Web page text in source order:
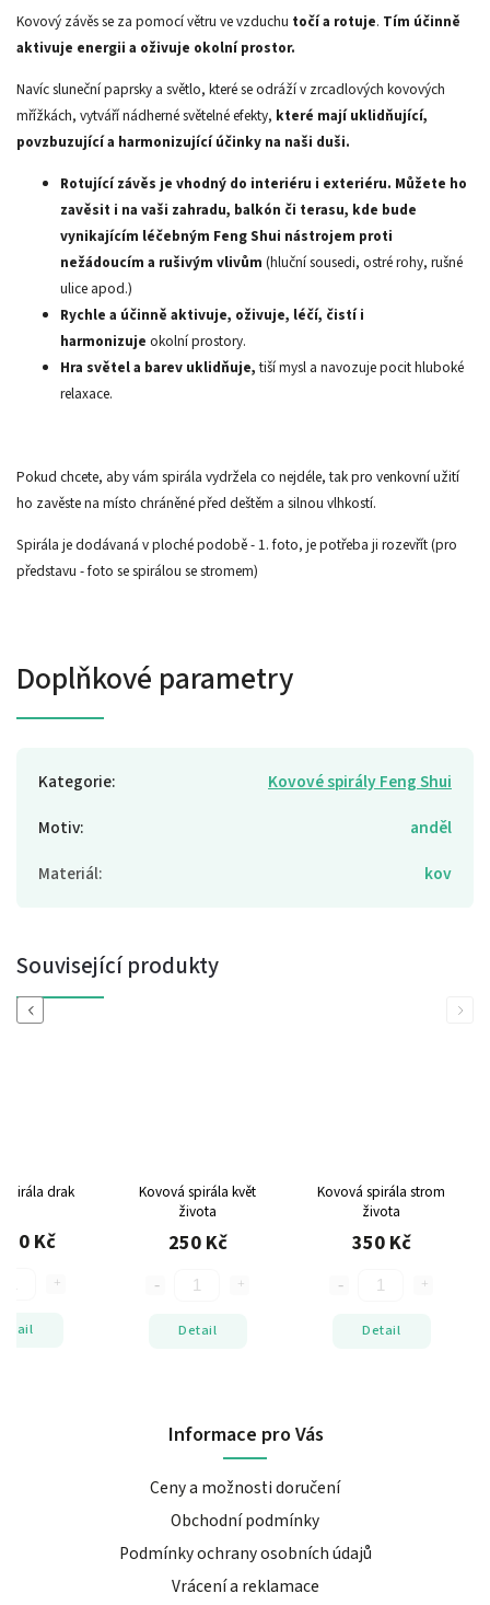
Kovový závěs se za pomocí větru ve vzduchu točí a rotuje. Tím účinně
aktivuje energii a oživuje okolní prostor.
Navíc sluneční paprsky a světlo, které se odráží v zrcadlových kovových
mřížkách, vytváří nádherné světelné efekty, které mají uklidňující,
povzbuzující a harmonizující účinky na naši duši.
Rotující závěs je vhodný do interiéru i exteriéru. Můžete ho
zavěsit i na vaši zahradu, balkón či terasu, kde bude
vynikajícím léčebným Feng Shui nástrojem proti
nežádoucím a rušivým vlivům (hluční sousedi, ostré rohy, rušné
ulice apod.)
Rychle a účinně aktivuje, oživuje, léčí, čistí i
harmonizuje okolní prostory.
Hra světel a barev uklidňuje,tiší mysl a navozuje pocit hluboké
relaxace.
Pokud chcete, aby vám spirála vydržela co nejdéle, tak pro venkovní užití
ho zavěste na místo chráněné před deštěm a silnou vlhkostí.
Spirála je dodávaná v ploché podobě - 1. foto, je potřeba ji rozevřít (pro
představu - foto se spirálou se stromem)
Doplňkové parametry
Kategorie:
Kovové spirály Feng Shui
Motiv:
anděl
Materiál: kov
Související produkty
Previous
drak
Kč
Kovová spirála květ
života
250 Kč
Detail
Kovová spirála strom
života
350 Kč
Detail
Next
Informace pro Vás
Ceny a možnosti doručení
Obchodní podmínky
Podmínky ochrany osobních údajů
Vrácení a reklamace